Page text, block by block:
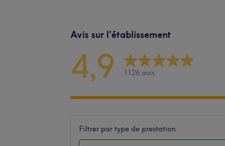
Avis sur l'établissement
4,9 1126 avis
Filtrer par type de prestation